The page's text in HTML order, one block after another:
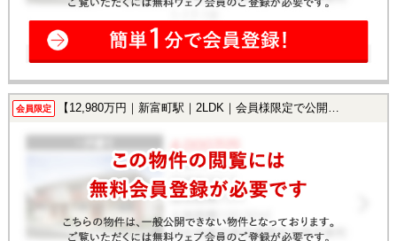
会員限定 【12,980万円｜新富町駅｜2LDK｜会員様限定で公開中！】